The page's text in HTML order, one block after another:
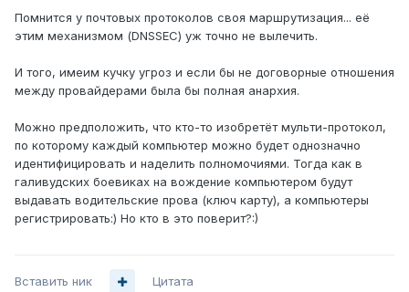
Помнится у почтовых протоколов своя маршрутизация... её
этим механизмом (DNSSEC) уж точно не вылечить.
И того, имеим кучку угроз и если бы не договорные отношения
между провайдерами была бы полная анархия.
Можно предположить, что кто-то изобретёт мульти-протокол,
по которому каждый компьютер можно будет однозначно
идентифицировать и наделить полномочиями. Тогда как в
галивудских боевиках на вождение компьютером будут
выдавать водительские прова (ключ карту), а компьютеры
регистрировать:) Но кто в это поверит?:)
Вставить ник Цитата